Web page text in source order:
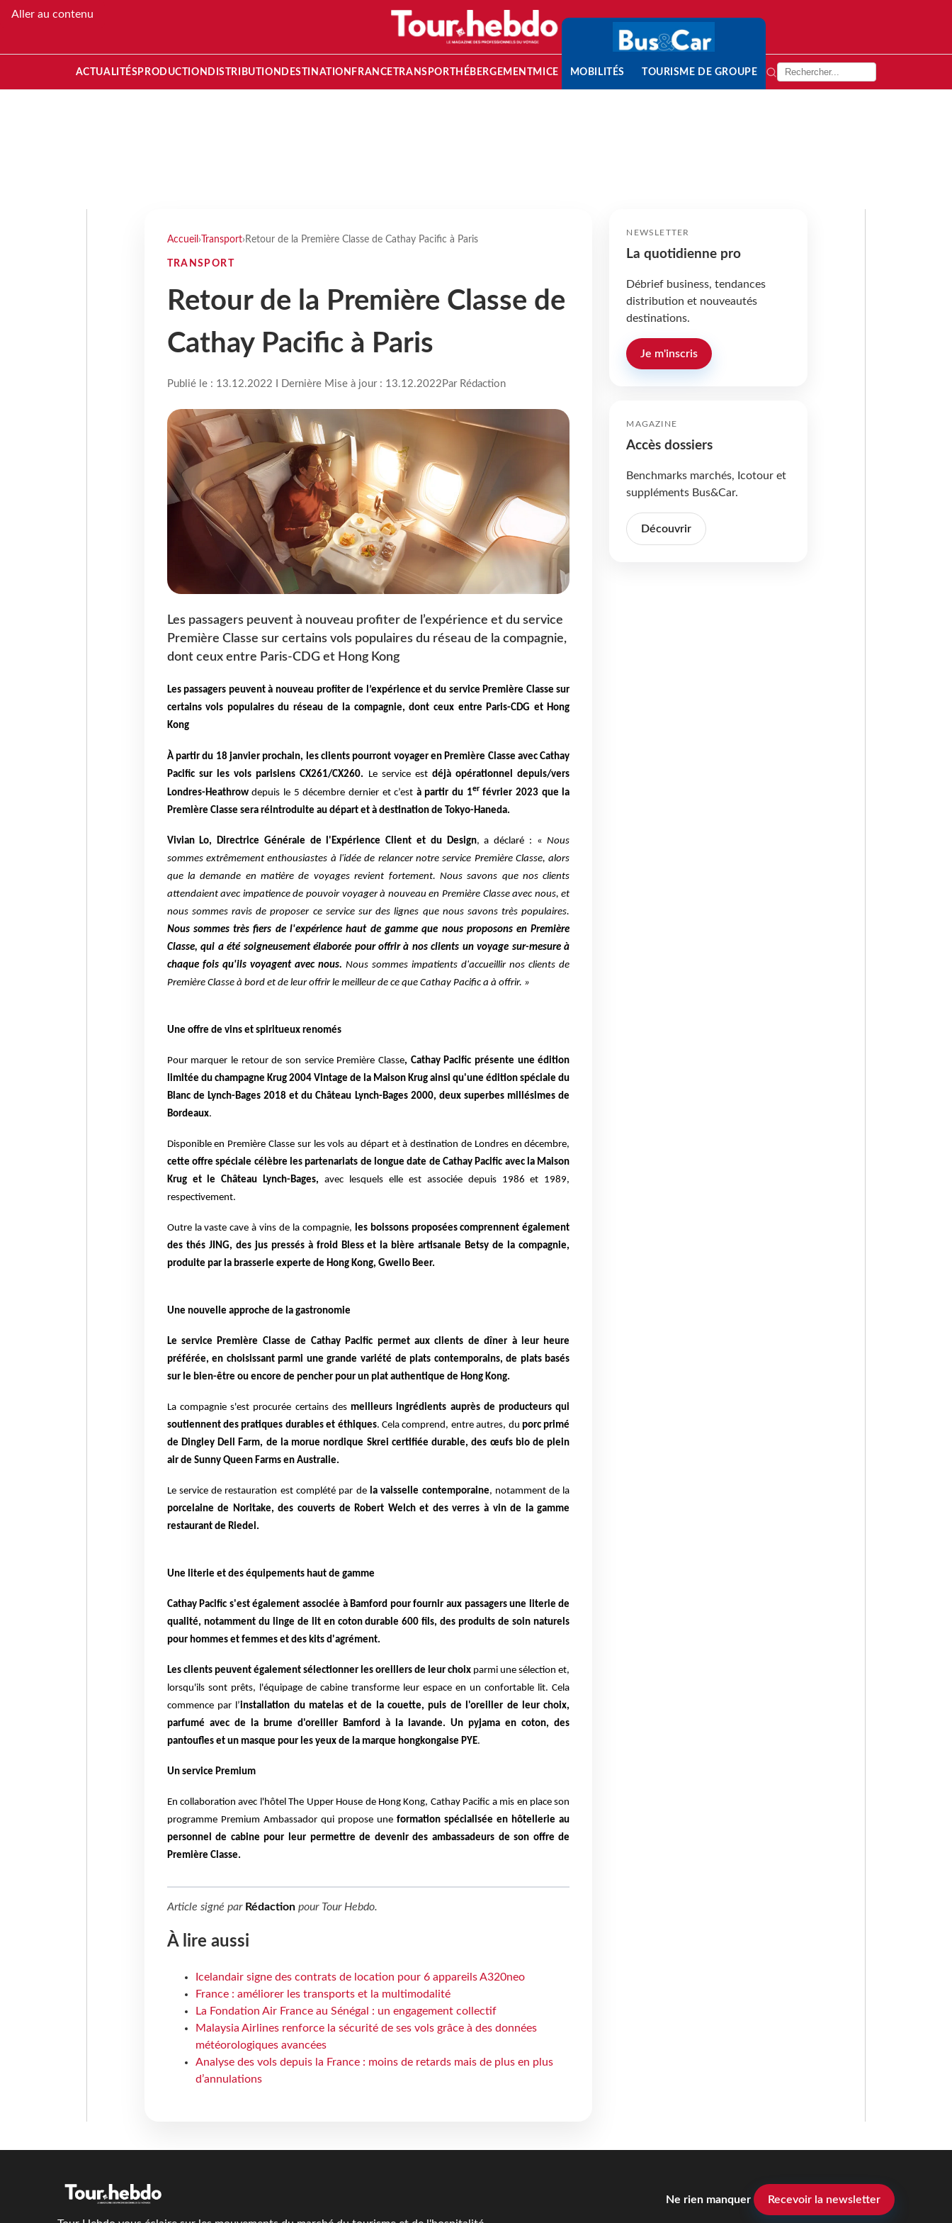
Aller au contenu
ACTUALITÉS PRODUCTION DISTRIBUTION DESTINATION FRANCETRANSPORT HÉBERGEMENTMICE MOBILITÉS TOURISME DE GROUPE
Accueil › Transport› Retour de la Première Classe de Cathay Pacific à Paris
TRANSPORT
Retour de la Première Classe de
Cathay Pacific à Paris
Publié le : 13.12.2022 I Dernière Mise à jour : 13.12.2022 Par Rédaction
Les passagers peuvent à nouveau profiter de l’expérience et du service
Première Classe sur certains vols populaires du réseau de la compagnie,
dont ceux entre Paris-CDG et Hong Kong
Les passagers peuvent à nouveau profiter de l’expérience et du service Première Classe sur
certains vols populaires du réseau de la compagnie, dont ceux entre Paris-CDG et Hong
Kong
À partir du 18 janvier prochain, les clients pourront voyager en Première Classe avec Cathay
Pacific sur les vols parisiens CX261/CX260. Le service estdéjà opérationnel depuis/vers
Londres-Heathrowdepuis le 5 décembre dernier et c’est à partir du 1er février 2023 que la
Première Classe sera réintroduite au départ et à destination de Tokyo-Haneda.
Vivian Lo, Directrice Générale de l'Expérience Client et du Design, a déclaré : «Nous
sommes extrêmement enthousiastes à l'idée de relancer notre service Première Classe, alors
que la demande en matière de voyages revient fortement. Nous savons que nos clients
attendaient avec impatience de pouvoir voyager à nouveau en Première Classe avec nous, et
nous sommes ravis de proposer ce service sur des lignes que nous savons très populaires.
Nous sommes très fiers de l'expérience haut de gamme que nous proposons en Première
Classe, qui a été soigneusement élaborée pour offrir à nos clients un voyage sur-mesure à
chaque fois qu'ils voyagent avec nous. Nous sommes impatients d'accueillir nos clients de
Première Classe à bord et de leur offrir le meilleur de ce que Cathay Pacific a à offrir. »
Une offre de vins et spiritueux renomés
Pour marquer le retour de son service Première Classe, Cathay Pacific présente une édition
limitée du champagne Krug 2004 Vintage de la Maison Krug ainsi qu'une édition spéciale du
Blanc de Lynch-Bages 2018 et du Château Lynch-Bages 2000, deux superbes millésimes de
Bordeaux.
Disponible en Première Classe sur les vols au départ et à destination de Londres en décembre,
cette offre spéciale célèbre les partenariats de longue date de Cathay Pacific avec la Maison
Krug et le Château Lynch-Bages,avec lesquels elle est associée depuis 1986 et 1989,
respectivement.
Outre la vaste cave à vins de la compagnie, les boissons proposées comprennent également
des thés JING, des jus pressés à froid Bless et la bière artisanale Betsy de la compagnie,
produite par la brasserie experte de Hong Kong, Gweilo Beer.
Une nouvelle approche de la gastronomie
Le service Première Classe de Cathay Pacific permet aux clients de dîner à leur heure
préférée, en choisissant parmi une grande variété de plats contemporains, de plats basés
sur le bien-être ou encore de pencher pour un plat authentique de Hong Kong.
La compagnie s'est procurée certains des meilleurs ingrédients auprès de producteurs qui
soutiennent des pratiques durables et éthiques. Cela comprend, entre autres, du porc primé
de Dingley Dell Farm, de la morue nordique Skrei certifiée durable, des œufs bio de plein
air de Sunny Queen Farms en Australie.
Le service de restauration est complété par de la vaisselle contemporaine, notamment de la
porcelaine de Noritake, des couverts de Robert Welch et des verres à vin de la gamme
restaurant de Riedel.
Une literie et des équipements haut de gamme
Cathay Pacific s'est également associée à Bamford pour fournir aux passagers une literie de
qualité, notamment du linge de lit en coton durable 600 fils, des produits de soin naturels
pour hommes et femmes et des kits d'agrément.
Les clients peuvent également sélectionner les oreillers de leur choix parmi une sélection et,
lorsqu'ils sont prêts, l'équipage de cabine transforme leur espace en un confortable lit. Cela
commence par l’installation du matelas et de la couette, puis de l'oreiller de leur choix,
parfumé avec de la brume d'oreiller Bamford à la lavande. Un pyjama en coton, des
pantoufles et un masque pour les yeux de la marque hongkongaise PYE.
Un service Premium
En collaboration avec l'hôtel The Upper House de Hong Kong, Cathay Pacific a mis en place son
programme Premium Ambassador qui propose uneformation spécialisée en hôtellerie au
personnel de cabine pour leur permettre de devenir des ambassadeurs de son offre de
Première Classe.
Article signé par Rédactionpour Tour Hebdo.
À lire aussi
Icelandair signe des contrats de location pour 6 appareils A320neo
France : améliorer les transports et la multimodalité
La Fondation Air France au Sénégal : un engagement collectif
Malaysia Airlines renforce la sécurité de ses vols grâce à des données
météorologiques avancées
Analyse des vols depuis la France : moins de retards mais de plus en plus
d’annulations
NEWSLETTER
La quotidienne pro
Débrief business, tendances
distribution et nouveautés
destinations.
Je m'inscris
MAGAZINE
Accès dossiers
Benchmarks marchés, Icotour et
suppléments Bus&Car.
Découvrir
Ne rien manquer Recevoir la newsletter